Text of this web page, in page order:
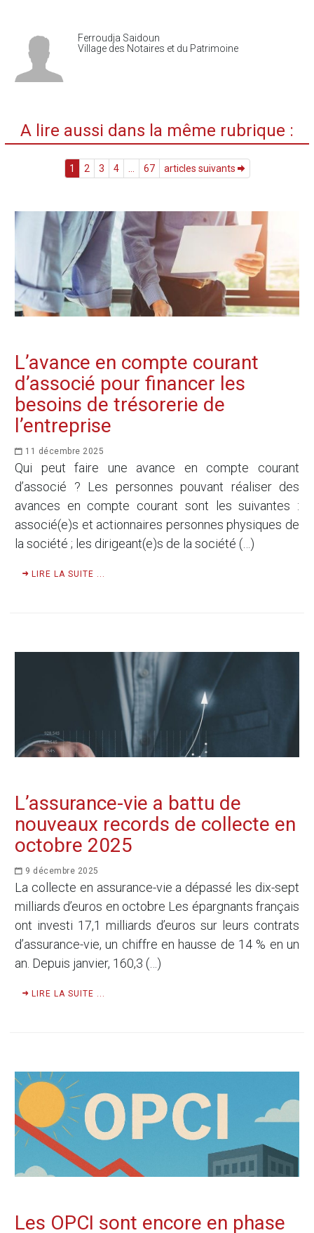
Ferroudja Saidoun
Village des Notaires et du Patrimoine
A lire aussi dans la même rubrique :
1 2 3 4 67 articles suivants
L’avance en compte courant
d’associé pour financer les
besoins de trésorerie de
l’entreprise
11 décembre 2025
Qui peut faire une avance en compte courant
d’associé ? Les personnes pouvant réaliser des
avances en compte courant sont les suivantes :
associé(e)s et actionnaires personnes physiques de
la société ; les dirigeant(e)s de la société (…)
LIRE LA SUITE ...
L’assurance-vie a battu de
nouveaux records de collecte en
octobre 2025
9 décembre 2025
La collecte en assurance-vie a dépassé les dix-sept
milliards d’euros en octobre Les épargnants français
ont investi 17,1 milliards d’euros sur leurs contrats
d’assurance-vie, un chiffre en hausse de 14 % en un
an. Depuis janvier, 160,3 (…)
LIRE LA SUITE ...
Les OPCI sont encore en phase